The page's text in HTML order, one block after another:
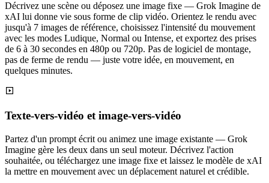
Décrivez une scène ou déposez une image fixe — Grok Imagine de
xAI lui donne vie sous forme de clip vidéo. Orientez le rendu avec
jusqu'à 7 images de référence, choisissez l'intensité du mouvement
avec les modes Ludique, Normal ou Intense, et exportez des prises
de 6 à 30 secondes en 480p ou 720p. Pas de logiciel de montage,
pas de ferme de rendu — juste votre idée, en mouvement, en
quelques minutes.
Texte-vers-vidéo et image-vers-vidéo
Partez d'un prompt écrit ou animez une image existante — Grok
Imagine gère les deux dans un seul moteur. Décrivez l'action
souhaitée, ou téléchargez une image fixe et laissez le modèle de xAI
la mettre en mouvement avec un déplacement naturel et crédible.